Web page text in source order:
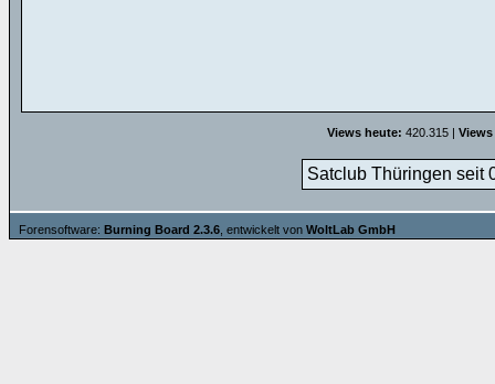
Views heute: 420.315 |
Satclub Thüringen seit
Forensoftware: Burning Board 2.3.6 , entwickelt von WoltLab GmbH